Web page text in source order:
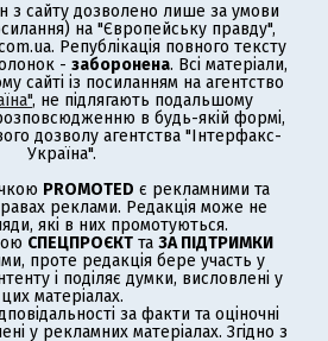
з сайту дозволено лише за умови
на "Європейську правду",
Републікація повного тексту
- заборонена. Всі матеріали,
сайті із посиланням на агентство
, не підлягають подальшому
в будь-якій формі,
дозволу агентства "Інтерфакс-
Україна".
PROMOTED є рекламними та
реклами. Редакція може не
які в них промотуються.
СПЕЦПРОЄКТ та ЗА ПІДТРИМКИ
проте редакція бере участь у
і поділяє думки, висловлені у
цих матеріалах.
за факти та оціночні
у рекламних матеріалах. Згідно з